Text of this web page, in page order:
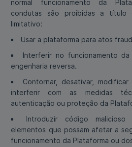
normal funcionamento da
condutas são proibidas a título
limitativo:
Usar a plataforma para atos
Interferir no funcionamento
engenharia reversa.
Contornar, desativar,
interferir com as medidas
autenticação ou proteção da
Introduzir código
elementos que possam afetar a
funcionamento da Plataforma ou